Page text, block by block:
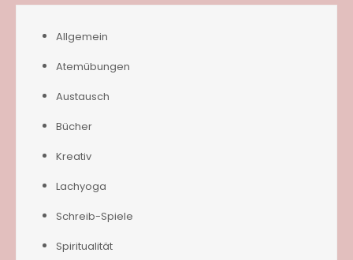
Allgemein
Atemübungen
Austausch
Bücher
Kreativ
Lachyoga
Schreib-Spiele
Spiritualität